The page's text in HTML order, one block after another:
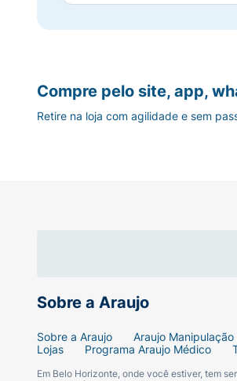
Sobre a Araujo
Sobre a Araujo Araujo Manipulação
Lojas
Programa Araujo Médico
Em Belo Horizonte, onde você estiver, tem
Compre pelo site, app,
Retire na loja com agilidade e sem